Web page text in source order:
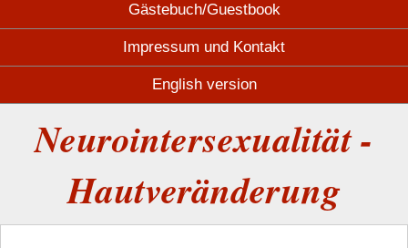
Gästebuch/Guestbook
Impressum und Kontakt
English version
Neurointersexualität -
Hautveränderung